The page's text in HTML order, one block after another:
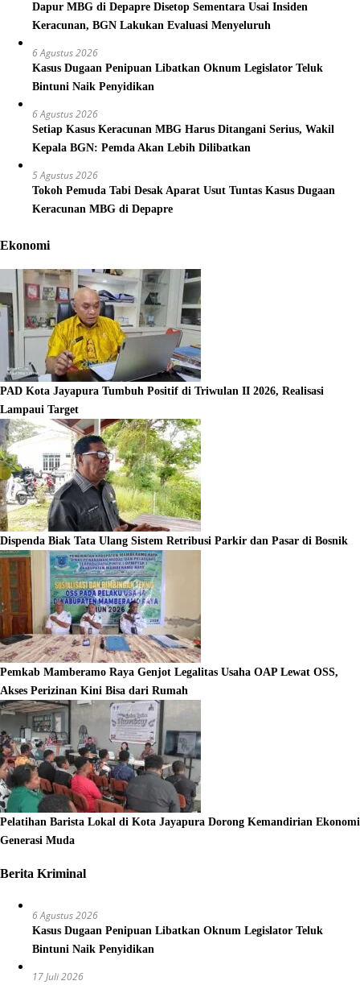
Dapur MBG di Depapre Disetop Sementara Usai Insiden
Keracunan, BGN Lakukan Evaluasi Menyeluruh
6 Agustus 2026
Kasus Dugaan Penipuan Libatkan Oknum Legislator Teluk
Bintuni Naik Penyidikan
6 Agustus 2026
Setiap Kasus Keracunan MBG Harus Ditangani Serius, Wakil
Kepala BGN: Pemda Akan Lebih Dilibatkan
5 Agustus 2026
Tokoh Pemuda Tabi Desak Aparat Usut Tuntas Kasus Dugaan
Keracunan MBG di Depapre
Ekonomi
PAD Kota Jayapura Tumbuh Positif di Triwulan II 2026, Realisasi
Lampaui Target
Dispenda Biak Tata Ulang Sistem Retribusi Parkir dan Pasar di Bosnik
Pemkab Mamberamo Raya Genjot Legalitas Usaha OAP Lewat OSS,
Akses Perizinan Kini Bisa dari Rumah
Pelatihan Barista Lokal di Kota Jayapura Dorong Kemandirian Ekonomi
Generasi Muda
Berita Kriminal
6 Agustus 2026
Kasus Dugaan Penipuan Libatkan Oknum Legislator Teluk
Bintuni Naik Penyidikan
17 Juli 2026